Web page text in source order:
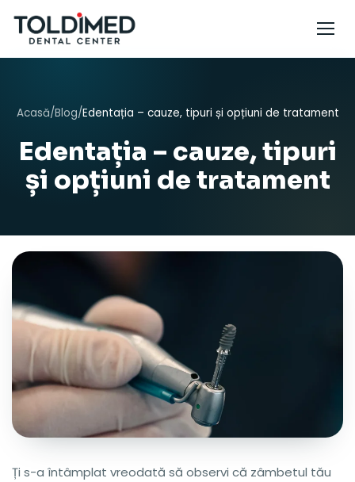
Acasă/Blog/Edentația – cauze, tipuri și opțiuni de tratament
Edentația – cauze, tipuri
și opțiuni de tratament
Ți s-a întâmplat vreodată să observi că zâmbetul tău